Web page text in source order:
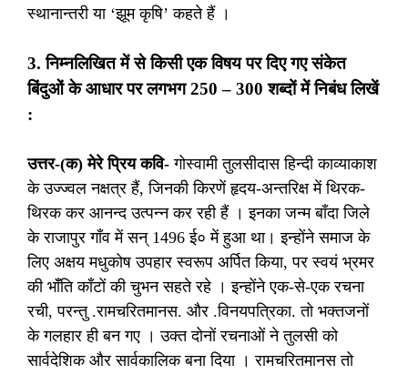
स्थानान्तरी या ‘झूम कृषि’ कहते हैं ।
3. निम्नलिखित में से किसी एक विषय पर दिए गए संकेत
बिंदुओं के आधार पर लगभग 250 – 300 शब्दों में निबंध लिखें
:
उत्तर-(क) मेरे प्रिय कवि- गोस्वामी तुलसीदास हिन्दी काव्याकाश
के उज्ज्वल नक्षत्र हैं, जिनकी किरणें हृदय-अन्तरिक्ष में थिरक-
थिरक कर आनन्द उत्पन्न कर रही हैं । इनका जन्म बाँदा जिले
के राजापुर गाँव में सन् 1496 ई० में हुआ था। इन्होंने समाज के
लिए अक्षय मधुकोष उपहार स्वरूप अर्पित किया, पर स्वयं भ्रमर
की भॉँति काँटों की चुभन सहते रहे । इन्होंने एक-से-एक रचना
रची, परन्तु .रामचरितमानस. और .विनयपत्रिका. तो भक्तजनों
के गलहार ही बन गए । उक्त दोनों रचनाओं ने तुलसी को
सार्वदेशिक और सार्वकालिक बना दिया । रामचरितमानस तो